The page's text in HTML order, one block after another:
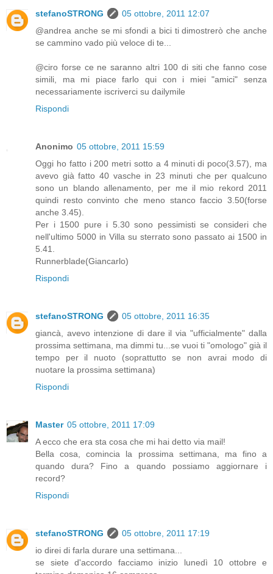
stefanoSTRONG
05 ottobre, 2011 12:07
@andrea anche se mi sfondi a bici ti dimostrerò che anche
se cammino vado più veloce di te...
@ciro forse ce ne saranno altri 100 di siti che fanno cose
simili, ma mi piace farlo qui con i miei "amici" senza
necessariamente iscriverci su dailymile
Rispondi
Anonimo 05 ottobre, 2011 15:59
Oggi ho fatto i 200 metri sotto a 4 minuti di poco(3.57), ma
avevo già fatto 40 vasche in 23 minuti che per qualcuno
sono un blando allenamento, per me il mio rekord 2011
quindi resto convinto che meno stanco faccio 3.50(forse
anche 3.45).
Per i 1500 pure i 5.30 sono pessimisti se consideri che
nell'ultimo 5000 in Villa su sterrato sono passato ai 1500 in
5.41.
Runnerblade(Giancarlo)
Rispondi
stefanoSTRONG
05 ottobre, 2011 16:35
giancà, avevo intenzione di dare il via "ufficialmente" dalla
prossima settimana, ma dimmi tu...se vuoi ti "omologo" già il
tempo per il nuoto (soprattutto se non avrai modo di
nuotare la prossima settimana)
Rispondi
Master 05 ottobre, 2011 17:09
A ecco che era sta cosa che mi hai detto via mail!
Bella cosa, comincia la prossima settimana, ma fino a
quando dura? Fino a quando possiamo aggiornare i
record?
Rispondi
stefanoSTRONG
05 ottobre, 2011 17:19
io direi di farla durare una settimana...
se siete d'accordo facciamo inizio lunedì 10 ottobre e